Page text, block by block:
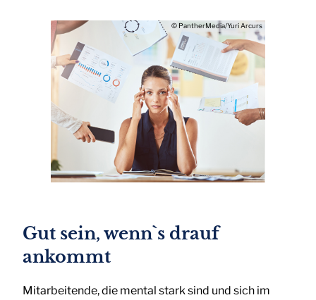
© PantherMedia/Yuri Arcurs
Gut sein, wenn`s drauf
ankommt
Mitarbeitende, die mental stark sind und sich im